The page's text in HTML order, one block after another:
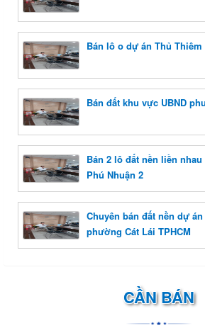
Bán lô o dự án Thủ
Bán đất khu vực UBND
Bán 2 lô đất nền liền
Phú Nhuận 2
Chuyên bán đất nền dự
phường Cát Lái TPHCM
CẦN BÁN